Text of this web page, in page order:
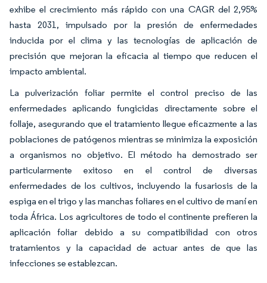
exhibe el crecimiento más rápido con una CAGR del 2,95%
hasta 2031, impulsado por la presión de enfermedades
inducida por el clima y las tecnologías de aplicación de
precisión que mejoran la eficacia al tiempo que reducen el
impacto ambiental.
La pulverización foliar permite el control preciso de las
enfermedades aplicando fungicidas directamente sobre el
follaje, asegurando que el tratamiento llegue eficazmente a las
poblaciones de patógenos mientras se minimiza la exposición
a organismos no objetivo. El método ha demostrado ser
particularmente exitoso en el control de diversas
enfermedades de los cultivos, incluyendo la fusariosis de la
espiga en el trigo y las manchas foliares en el cultivo de maní en
toda África. Los agricultores de todo el continente prefieren la
aplicación foliar debido a su compatibilidad con otros
tratamientos y la capacidad de actuar antes de que las
infecciones se establezcan.